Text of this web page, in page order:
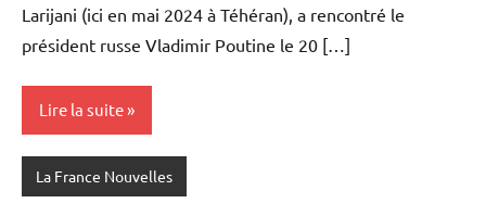
Larijani (ici en mai 2024 à Téhéran), a rencontré le
président russe Vladimir Poutine le 20 […]
Lire la suite
La France Nouvelles